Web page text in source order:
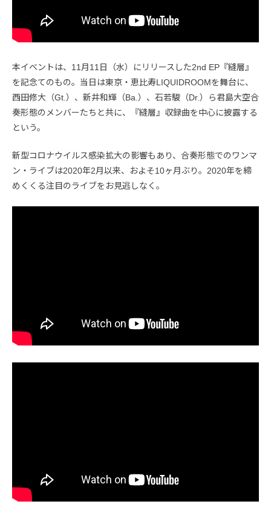
本イベントは、11月11日（水）にリリースした2nd EP『縫層』
を記念てのもの。当日は東京・恵比寿LIQUIDROOMを舞台に、
西田修大（Gt.）、新井和輝（Ba.）、石若駿（Dr.）ら君島大空合
奏形態のメンバーたちと共に、『縫層』収録曲を中心に披露する
という。
新型コロナウイルス感染拡大の影響もあり、合奏形態でのワンマ
ン・ライブは2020年2月以来、およそ10ヶ月ぶり。2020年を締
めくくる注目のライブをお見逃しなく。